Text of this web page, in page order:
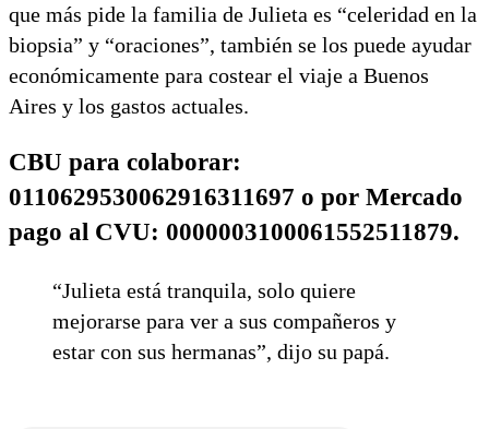
que más pide la familia de Julieta es “celeridad en la
biopsia” y “oraciones”, también se los puede ayudar
económicamente para costear el viaje a Buenos
Aires y los gastos actuales.
CBU para colaborar:
0110629530062916311697 o por Mercado
pago al CVU: 0000003100061552511879.
“Julieta está tranquila, solo quiere
mejorarse para ver a sus compañeros y
estar con sus hermanas”, dijo su papá.